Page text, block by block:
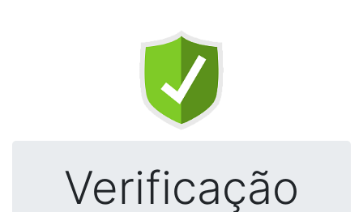
Verificação